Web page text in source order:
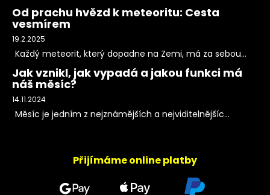
Od prachu hvězd k meteoritu: Cesta
vesmírem
19.2.2025
Každý meteorit, který dopadne na Zemi, má za sebou...
Jak vznikl, jak vypadá a jakou funkci má
náš měsíc?
14.11.2024
Měsíc je jedním z nejznámějších a nejviditelnějšíc...
Přijímáme online platby